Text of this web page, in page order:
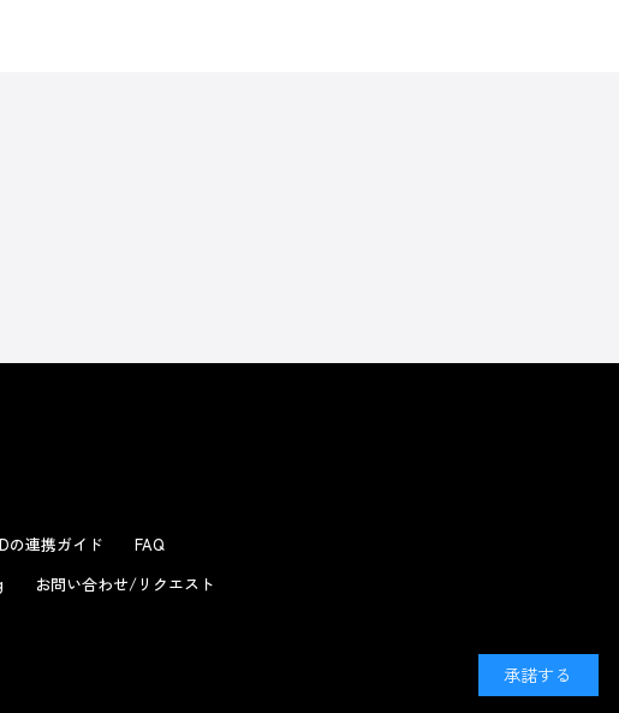
の連携ガイド
FAQ
お問い合わせ/リクエスト
承諾する